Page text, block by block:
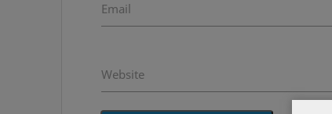
Email
Website